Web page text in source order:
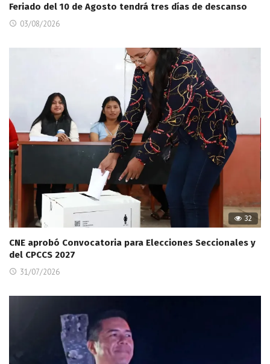
Feriado del 10 de Agosto tendrá tres días de descanso
03/08/2026
32
CNE aprobó Convocatoria para Elecciones Seccionales y
del CPCCS 2027
31/07/2026